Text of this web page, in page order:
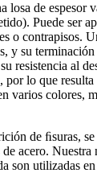
losa de espesor
Puede ser
o contrapisos.
y su
resistencia al
por lo que
varios colores,
de ﬁsuras,
acero.
son utilizadas